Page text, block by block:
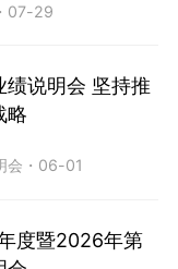
・ 07-29
绩说明会 坚持推
略
会 ・ 06-01
度暨2026年第